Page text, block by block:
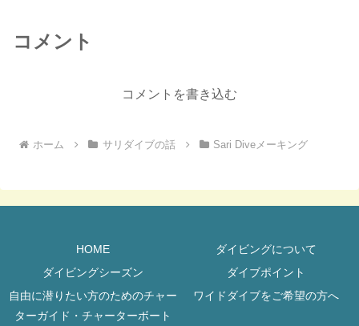
コメント
コメントを書き込む
ホーム サリダイブの話 Sari Diveメーキング
HOME
ダイビングについて
ダイビングシーズン
ダイブポイント
自由に潜りたい方のためのチャー
ターガイド・チャーターボート
ワイドダイブをご希望の方へ